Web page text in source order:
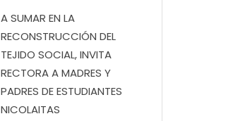
A SUMAR EN LA
RECONSTRUCCIÓN DEL
TEJIDO SOCIAL, INVITA
RECTORA A MADRES Y
PADRES DE ESTUDIANTES
NICOLAITAS